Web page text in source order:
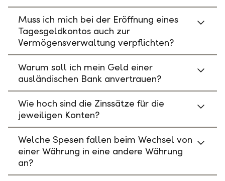
Muss ich mich bei der Eröffnung eines
Tagesgeldkontos auch zur
Vermögensverwaltung verpflichten?
Warum soll ich mein Geld einer
ausländischen Bank anvertrauen?
Wie hoch sind die Zinssätze für die
jeweiligen Konten?
Welche Spesen fallen beim Wechsel von
einer Währung in eine andere Währung
an?